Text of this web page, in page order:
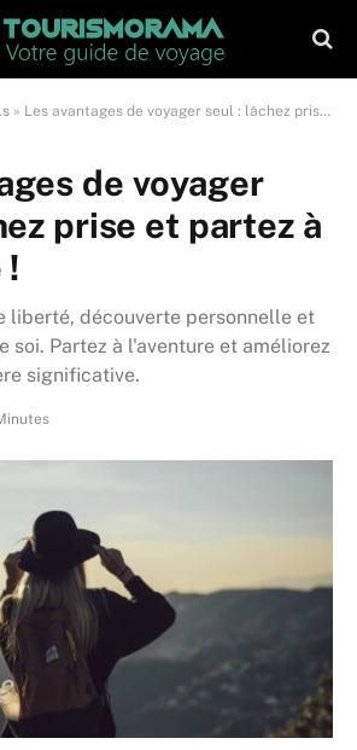
» Les avantages de voyager seul : lâchez prise et partez à l’aventure !
de voyager
prise et partez à
!
liberté, découverte personnelle et
soi. Partez à l'aventure et améliorez
significative.